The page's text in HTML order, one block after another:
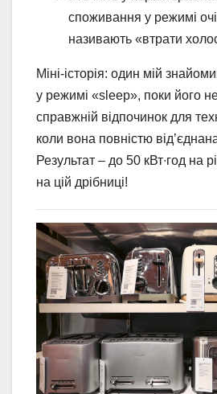
споживання у режимі
називають «втрати
Міні-історія: один мій
у режимі «sleep», поки його
справжній відпочинок для
коли вона повністю
Результат – до 50 кВт∙год на
на цій дрібниці!